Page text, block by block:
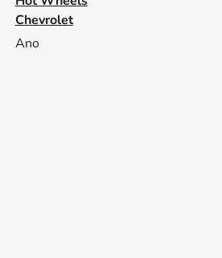
Chevrolet
Ano